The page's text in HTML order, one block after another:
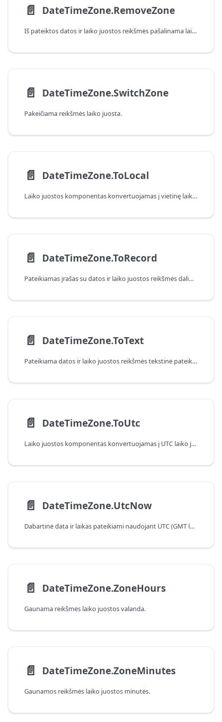
📄️ DateTimeZone.RemoveZone
Iš pateiktos datos ir laiko juostos reikšmės pašalinama laiko juostos informacija.
📄️ DateTimeZone.SwitchZone
Pakeičiama reikšmės laiko juosta.
📄️ DateTimeZone.ToLocal
Laiko juostos komponentas konvertuojamas į vietinę laiko juostą.
📄️ DateTimeZone.ToRecord
Pateikiamas įrašas su datos ir laiko juostos reikšmės dalimis.
📄️ DateTimeZone.ToText
Pateikiama datos ir laiko juostos reikšmės tekstinė pateiktis.
📄️ DateTimeZone.ToUtc
Laiko juostos komponentas konvertuojamas į UTC laiko juostą.
📄️ DateTimeZone.UtcNow
Dabartinė data ir laikas pateikiami naudojant UTC (GMT laiko juosta).
📄️ DateTimeZone.ZoneHours
Gaunama reikšmės laiko juostos valanda.
📄️ DateTimeZone.ZoneMinutes
Gaunamos reikšmės laiko juostos minutės.